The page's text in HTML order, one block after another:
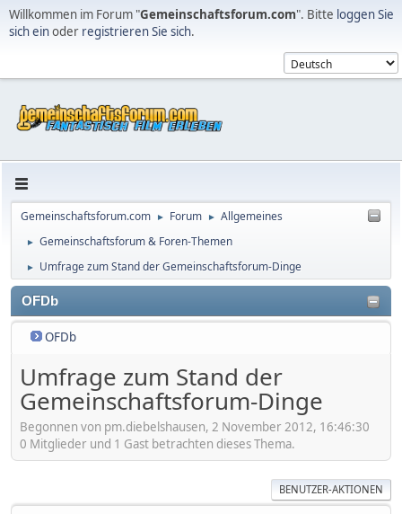
Willkommen im Forum "Gemeinschaftsforum.com". Bitte loggen Sie
sich einoder registrieren Sie sich.
Gemeinschaftsforum.com ► Forum ► Allgemeines
► Gemeinschaftsforum & Foren-Themen
► Umfrage zum Stand der Gemeinschaftsforum-Dinge
OFDb
OFDb
Umfrage zum Stand der
Gemeinschaftsforum-Dinge
Begonnen von pm.diebelshausen, 2 November 2012, 16:46:30
0 Mitglieder und 1 Gast betrachten dieses Thema.
BENUTZER-AKTIONEN